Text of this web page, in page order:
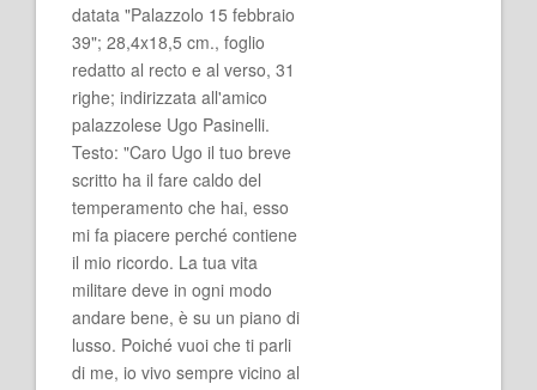
datata "Palazzolo 15 febbraio
39"; 28,4x18,5 cm., foglio
redatto al recto e al verso, 31
righe; indirizzata all'amico
palazzolese Ugo Pasinelli.
Testo: "Caro Ugo il tuo breve
scritto ha il fare caldo del
temperamento che hai, esso
mi fa piacere perché contiene
il mio ricordo. La tua vita
militare deve in ogni modo
andare bene, è su un piano di
lusso. Poiché vuoi che ti parli
di me, io vivo sempre vicino al